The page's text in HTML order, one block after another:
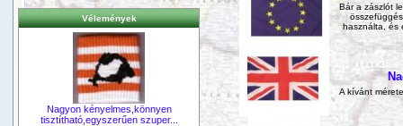
Vélemények
Nagyon kényelmes,könnyen
tisztítható,egyszerűen szuper...
Bár a zászlót
használta, és
A kívánt